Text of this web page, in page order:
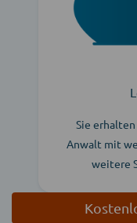
Sie
Anwalt mit
weitere